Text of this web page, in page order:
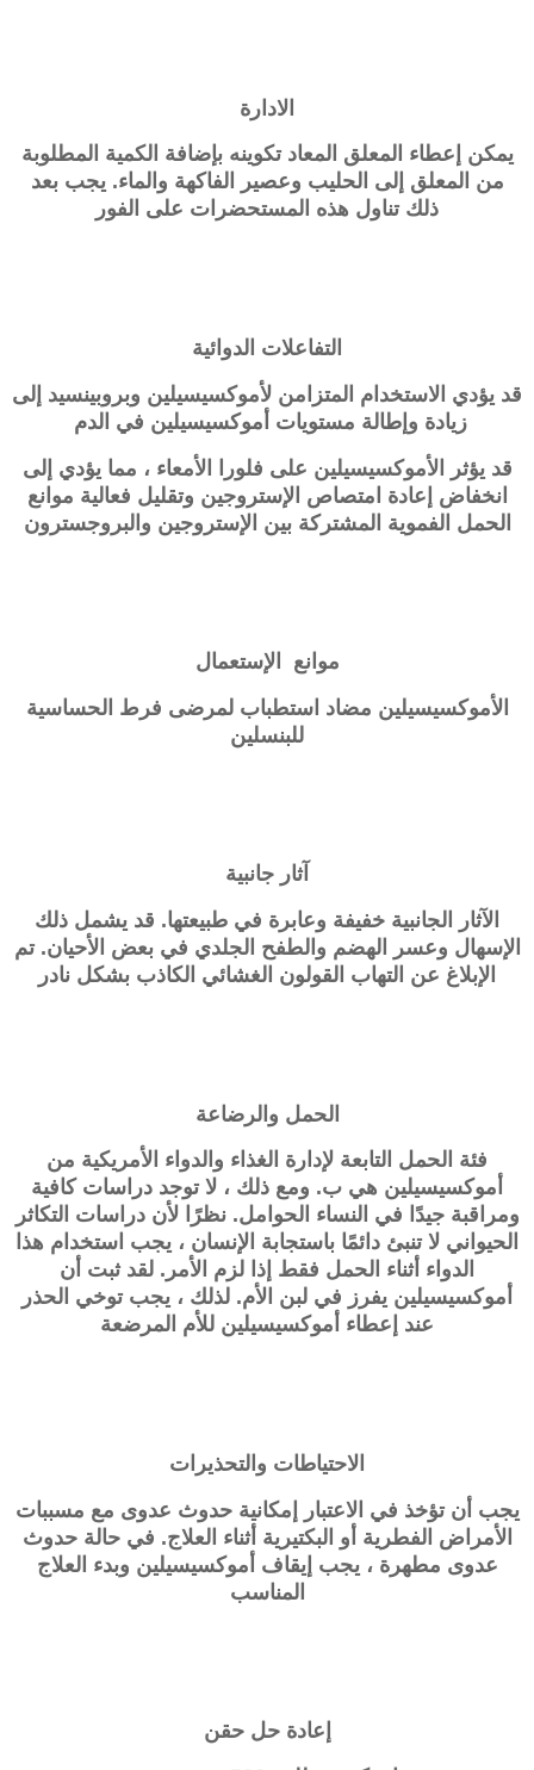
الادارة
يمكن إعطاء المعلق المعاد تكوينه بإضافة الكمية المطلوبة
من المعلق إلى الحليب وعصير الفاكهة والماء. يجب بعد
ذلك تناول هذه المستحضرات على الفور
التفاعلات الدوائية
قد يؤدي الاستخدام المتزامن لأموكسيسيلين وبروبينسيد إلى
زيادة وإطالة مستويات أموكسيسيلين في الدم
قد يؤثر الأموكسيسيلين على فلورا الأمعاء ، مما يؤدي إلى
انخفاض إعادة امتصاص الإستروجين وتقليل فعالية موانع
الحمل الفموية المشتركة بين الإستروجين والبروجسترون
موانع الإستعمال
الأموكسيسيلين مضاد استطباب لمرضى فرط الحساسية
للبنسلين
آثار جانبية
الآثار الجانبية خفيفة وعابرة في طبيعتها. قد يشمل ذلك
الإسهال وعسر الهضم والطفح الجلدي في بعض الأحيان. تم
الإبلاغ عن التهاب القولون الغشائي الكاذب بشكل نادر
الحمل والرضاعة
فئة الحمل التابعة لإدارة الغذاء والدواء الأمريكية من
أموكسيسيلين هي ب. ومع ذلك ، لا توجد دراسات كافية
ومراقبة جيدًا في النساء الحوامل. نظرًا لأن دراسات التكاثر
الحيواني لا تنبئ دائمًا باستجابة الإنسان ، يجب استخدام هذا
الدواء أثناء الحمل فقط إذا لزم الأمر. لقد ثبت أن
أموكسيسيلين يفرز في لبن الأم. لذلك ، يجب توخي الحذر
عند إعطاء أموكسيسيلين للأم المرضعة
الاحتياطات والتحذيرات
يجب أن تؤخذ في الاعتبار إمكانية حدوث عدوى مع مسببات
الأمراض الفطرية أو البكتيرية أثناء العلاج. في حالة حدوث
عدوى مطهرة ، يجب إيقاف أموكسيسيلين وبدء العلاج
المناسب
إعادة حل حقن